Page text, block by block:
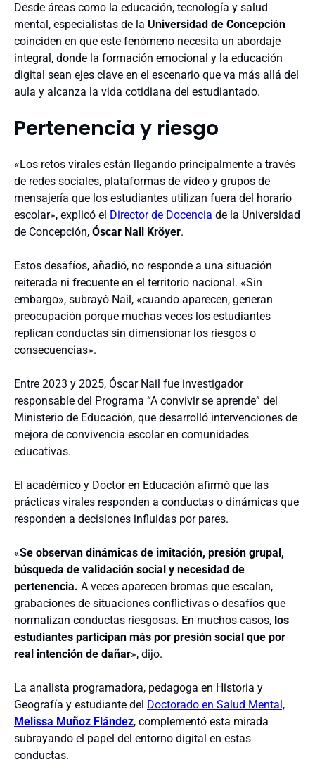
Desde áreas como la educación, tecnología y salud
mental, especialistas de la Universidad de Concepción
coinciden en que este fenómeno necesita un abordaje
integral, donde la formación emocional y la educación
digital sean ejes clave en el escenario que va más allá del
aula y alcanza la vida cotidiana del estudiantado.
Pertenencia y riesgo
«Los retos virales están llegando principalmente a través
de redes sociales, plataformas de video y grupos de
mensajería que los estudiantes utilizan fuera del horario
escolar», explicó el Director de Docencia de la Universidad
de Concepción, Óscar Nail Kröyer.
Estos desafíos, añadió, no responde a una situación
reiterada ni frecuente en el territorio nacional. «Sin
embargo», subrayó Nail, «cuando aparecen, generan
preocupación porque muchas veces los estudiantes
replican conductas sin dimensionar los riesgos o
consecuencias».
Entre 2023 y 2025, Óscar Nail fue investigador
responsable del Programa “A convivir se aprende” del
Ministerio de Educación, que desarrolló intervenciones de
mejora de convivencia escolar en comunidades
educativas.
El académico y Doctor en Educación afirmó que las
prácticas virales responden a conductas o dinámicas que
responden a decisiones influidas por pares.
«Se observan dinámicas de imitación, presión grupal,
búsqueda de validación social y necesidad de
pertenencia. A veces aparecen bromas que escalan,
grabaciones de situaciones conflictivas o desafíos que
normalizan conductas riesgosas. En muchos casos, los
estudiantes participan más por presión social que por
real intención de dañar», dijo.
La analista programadora, pedagoga en Historia y
Geografía y estudiante del Doctorado en Salud Mental,
Melissa Muñoz Flández, complementó esta mirada
subrayando el papel del entorno digital en estas
conductas.